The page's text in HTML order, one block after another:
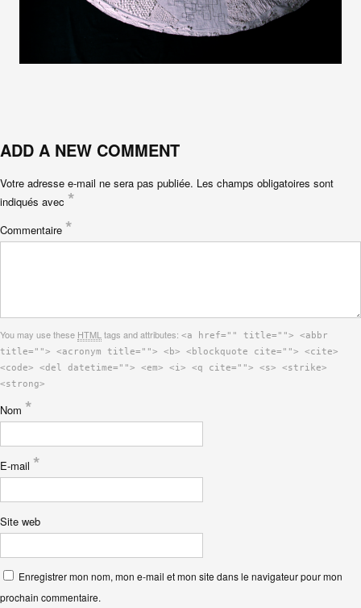
ADD A NEW COMMENT
Votre adresse e-mail ne sera pas publiée. Les champs obligatoires sont
indiqués avec *
Commentaire *
You may use these HTML tags and attributes: <a href="" title=""> <abbr
title=""> <acronym title=""> <b> <blockquote cite=""> <cite>
<code> <del datetime=""> <em> <i> <q cite=""> <s> <strike>
<strong>
Nom *
E-mail *
Site web
Enregistrer mon nom, mon e-mail et mon site dans le navigateur pour mon
prochain commentaire.